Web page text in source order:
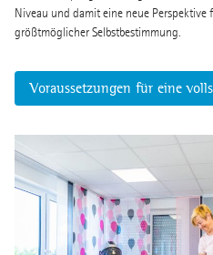
Niveau und damit eine neue Perspektive
größtmöglicher Selbstbestimmung.
Voraussetzungen für eine